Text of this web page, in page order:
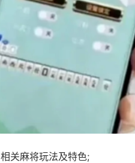
相关麻将玩法及特色;